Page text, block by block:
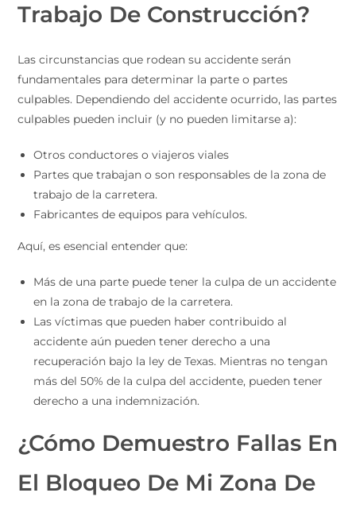
Trabajo De Construcción?
Las circunstancias que rodean su accidente serán
fundamentales para determinar la parte o partes
culpables. Dependiendo del accidente ocurrido, las partes
culpables pueden incluir (y no pueden limitarse a):
Otros conductores o viajeros viales
Partes que trabajan o son responsables de la zona de
trabajo de la carretera.
Fabricantes de equipos para vehículos.
Aquí, es esencial entender que:
Más de una parte puede tener la culpa de un accidente
en la zona de trabajo de la carretera.
Las víctimas que pueden haber contribuido al
accidente aún pueden tener derecho a una
recuperación bajo la ley de Texas. Mientras no tengan
más del 50% de la culpa del accidente, pueden tener
derecho a una indemnización.
¿Cómo Demuestro Fallas En
El Bloqueo De Mi Zona De